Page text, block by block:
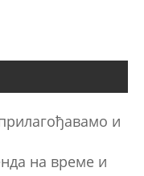
и
на време и